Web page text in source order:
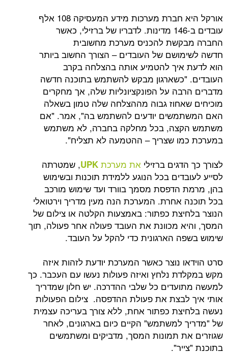
אורקל היא חברת מערכות מידע המעסיקה 108 אלף
עובדים ב-146 מדינות. לדבריו של ברזילי, כאשר
להכניס מערכת מחשובית
של העובדים – הצורך החשוב ביותר
איך להטמיע אותה בהצלחה בקרב
"כשארגון מבקש להשתמש בתוכנה חדשה
על הפונקציונליות שלה, אך מחקרים
גבוה מההצלחה שלה טמון בשאלה
יודעים להשתמש בה", אמר. "אם
בכל מחלקה בחברה, לא משתמש
שצריך – ההטמעה לא תצליח".
ברזיליאת מערכתUPK, שמטרתה
בכל הנוגע ללמידת תוכנות ובשימוש
הדפסת מסמך בוורד ועד שימוש מורכב
אחרת. המערכת הנה מעין מדריך וירטואלי
כפתור: באמצעות הקלטה או צילום של
מכוונת את העובד פעולה אחר פעולה, תוך
הארגונית כדי להקל על העובד.
נוצר כאשר המערכת יודעת לזהות איזה
נלחץ ואיזה פעולות נעשו עם העכבר. כך
כל שלבי ההדרכה. יש חלון שמדריך
את פעולת ההדפסה. צילום הפעולות
כפתור אחת, ללא צורך בעריכה עצמית
למשתמש" הקיים כיום בארגונים, לאחר
תמונות המסך, מדביקים ומשתמשים